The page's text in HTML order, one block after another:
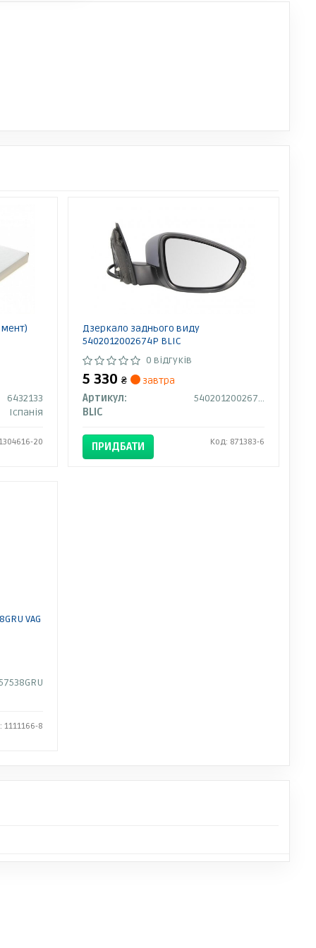
6432133
Іспанія
20
Дзеркало заднього виду
5402012002674P BLIC
0 відгуків
5 330₴
завтра
Артикул:
5402012002674P
BLIC
ПРИДБАТИ Код: 871383-6
VAG
1111166-8